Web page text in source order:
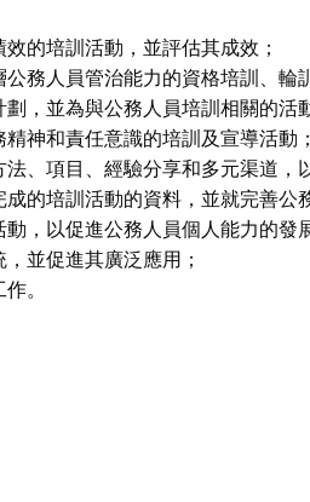
的培訓活動，並評估其成效；
務人員管治能力的資格培訓、
，並為與公務人員培訓相關的活
神和責任意識的培訓及宣導活動；
、項目、經驗分享和多元渠道，
的培訓活動的資料，並就完善公
，以促進公務人員個人能力的發
並促進其廣泛應用；
。